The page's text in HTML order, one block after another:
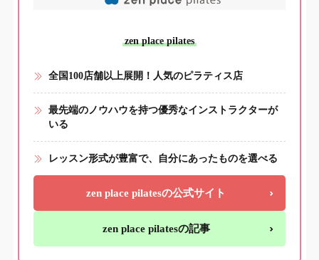
zen place pilates
全国100店舗以上展開！人気のピラティス店
最先端のノウハウを持つ優秀なインストラクターが
いる
レッスン形式が豊富で、自分にあったものを選べる
zen place pilatesの公式サイト
zen place pilatesの記事